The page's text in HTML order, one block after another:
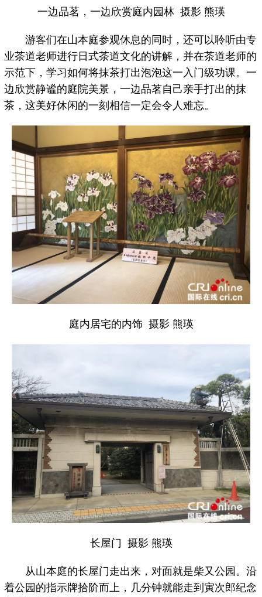
一边品茗，一边欣赏庭内园林 摄影 熊瑛
游客们在山本庭参观休息的同时，还可以聆听由专
业茶道老师进行日式茶道文化的讲解，并在茶道老师的
示范下，学习如何将抹茶打出泡泡这一入门级功课。一
边欣赏静谧的庭院美景，一边品茗自己亲手打出的抹
茶，这美好休闲的一刻相信一定会令人难忘。
庭内居宅的内饰 摄影 熊瑛
长屋门 摄影 熊瑛
从山本庭的长屋门走出来，对面就是柴又公园。沿
着公园的指示牌拾阶而上，几分钟就能走到寅次郎纪念